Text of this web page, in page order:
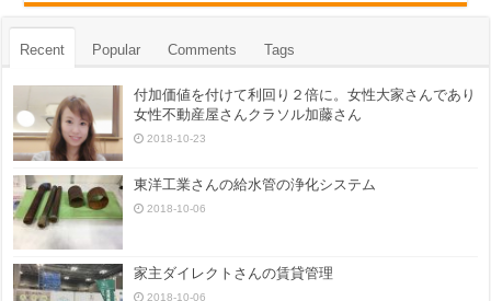
Recent Popular Comments Tags
付加価値を付けて利回り２倍に。女性大家さんであり
女性不動産屋さんクラソル加藤さん
2018-10-23
東洋工業さんの給水管の浄化システム
2018-10-06
家主ダイレクトさんの賃貸管理
2018-10-06